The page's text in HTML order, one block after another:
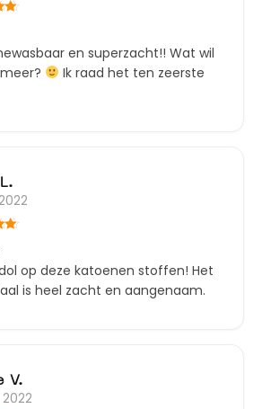
en superzacht!! Wat wil
Ik raad het ten zeerste
op deze katoenen stoffen! Het
is heel zacht en aangenaam.
V.